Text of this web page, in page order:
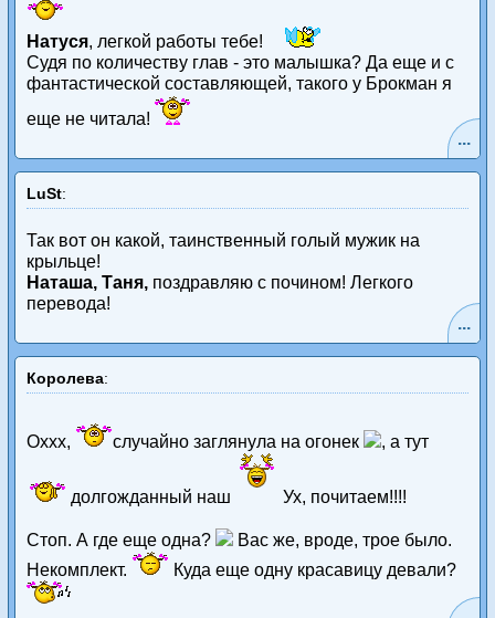
Натуся, легкой работы тебе!
Судя по количеству глав - это малышка? Да еще и с
фантастической составляющей, такого у Брокман я
еще не читала!
...
LuSt:
Так вот он какой, таинственный голый мужик на
крыльце!
Наташа, Таня, поздравляю с почином! Легкого
перевода!
...
Королева:
Оххх, случайно заглянула на огонек , а тут
долгожданный наш Ух, почитаем!!!!
Стоп. А где еще одна?
Вас же, вроде, трое было.
Некомплект.
Куда еще одну красавицу девали?